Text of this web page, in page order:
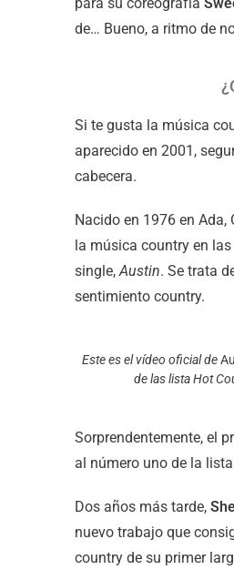
de… Bueno, a ritmo de
Si te gusta la música
aparecido en 2001,
cabecera.
Nacido en 1976 en Ada,
la música country en
single,Austin. Se trata
sentimiento country.
Este es el vídeo oficial de
de las lista Hot
Sorprendentemente, el
al número uno de la
Dos años más tarde,
nuevo trabajo que
country de su primer